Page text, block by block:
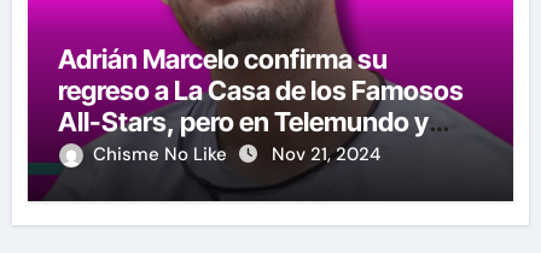
Adrián Marcelo confirma su
regreso a La Casa de los Famosos
All-Stars, pero en Telemundo y
causa polémica su anuncio
Chisme No Like Nov 21, 2024